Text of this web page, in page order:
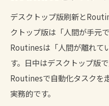
デスクトップ版刷新と
クトップ版は「人間が手元
Routinesは「人間が離れて
す。日中はデスクトップ版
Routinesで自動化タスク
実務的です。